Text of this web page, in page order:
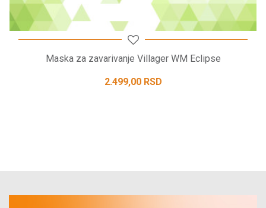
Maska za zavarivanje Villager WM Eclipse
2.499,00 RSD